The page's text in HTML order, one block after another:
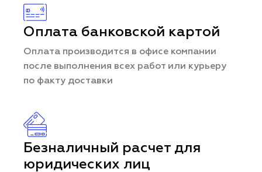
Оплата банковской картой
Оплата производится в офисе компании
после выполнения всех работ или курьеру
по факту доставки
Безналичный расчет для
юридических лиц